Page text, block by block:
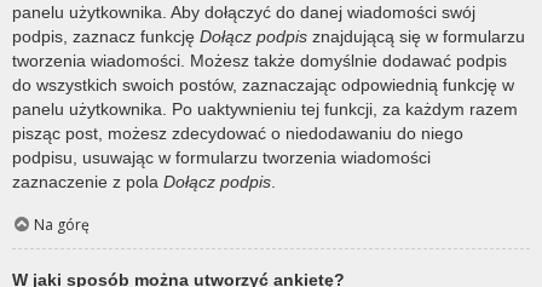
panelu użytkownika. Aby dołączyć do danej wiadomości swój
podpis, zaznacz funkcję Dołącz podpis znajdującą się w formularzu
tworzenia wiadomości. Możesz także domyślnie dodawać podpis
do wszystkich swoich postów, zaznaczając odpowiednią funkcję w
panelu użytkownika. Po uaktywnieniu tej funkcji, za każdym razem
pisząc post, możesz zdecydować o niedodawaniu do niego
podpisu, usuwając w formularzu tworzenia wiadomości
zaznaczenie z pola Dołącz podpis.
Na górę
W jaki sposób można utworzyć ankietę?